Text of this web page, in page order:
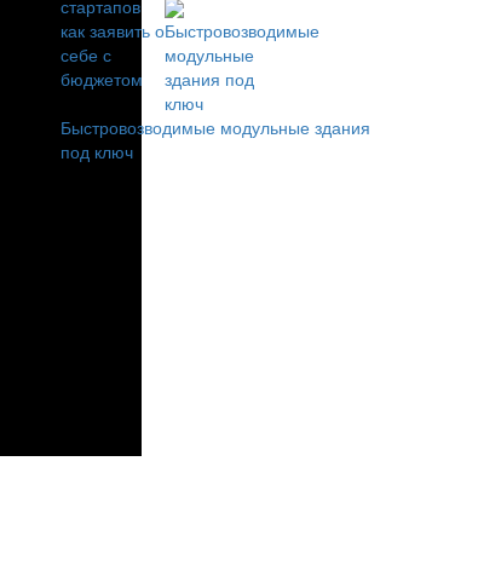
Быстровозводимые модульные здания
под ключ